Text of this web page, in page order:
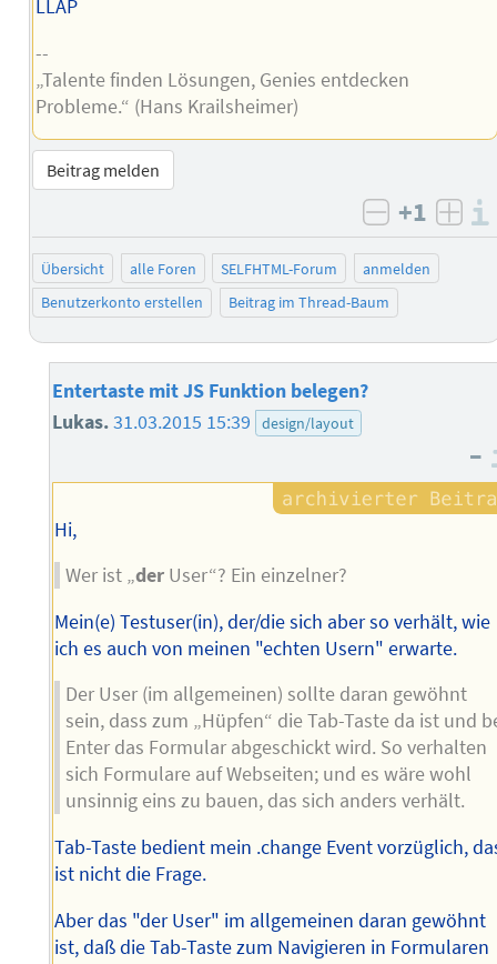
LLAP
--
„Talente finden Lösungen, Genies entdecken
Probleme.“ (Hans Krailsheimer)
Beitrag melden
negativ
+1
Übersicht alle Foren SELFHTML-Forum
anmelden
Benutzerkonto erstellen
Beitrag im Thread-Baum
Entertaste mit JS Funktion belegen?
Lukas.31.03.2015 15:39 design/layout
–
Hi,
Wer ist „der User“? Ein einzelner?
Mein(e) Testuser(in), der/die sich aber so verhält, wie
ich es auch von meinen "echten Usern" erwarte.
Der User (im allgemeinen) sollte daran gewöhnt
sein, dass zum „Hüpfen“ die Tab-Taste da ist und
Enter das Formular abgeschickt wird. So verhalten
sich Formulare auf Webseiten; und es wäre wohl
unsinnig eins zu bauen, das sich anders verhält.
Tab-Taste bedient mein .change Event vorzüglich,
ist nicht die Frage.
Aber das "der User" im allgemeinen daran gewöhnt
ist, daß die Tab-Taste zum Navigieren in Formularen